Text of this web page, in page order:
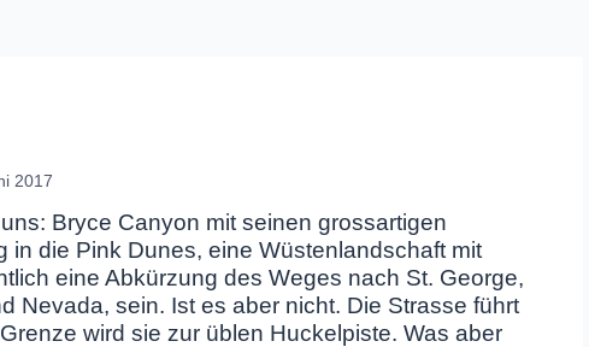
2017
Bryce Canyon mit seinen grossartigen
in die Pink Dunes, eine Wüstenlandschaft mit
eine Abkürzung des Weges nach St. George,
Nevada, sein. Ist es aber nicht. Die Strasse führt
wird sie zur üblen Huckelpiste. Was aber